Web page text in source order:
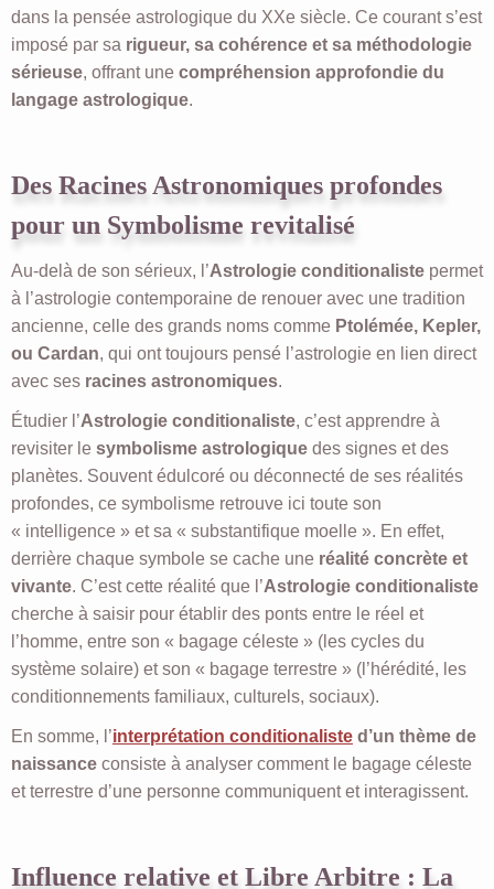
dans la pensée astrologique du XXe siècle. Ce courant s’est
imposé par sa rigueur, sa cohérence et sa méthodologie
sérieuse, offrant une compréhension approfondie du
langage astrologique.
Des Racines Astronomiques profondes
pour un Symbolisme revitalisé
Au-delà de son sérieux, l’Astrologie conditionaliste permet
à l’astrologie contemporaine de renouer avec une tradition
ancienne, celle des grands noms comme Ptolémée, Kepler,
ou Cardan, qui ont toujours pensé l’astrologie en lien direct
avec ses racines astronomiques.
Étudier l’Astrologie conditionaliste, c’est apprendre à
revisiter le symbolisme astrologique des signes et des
planètes. Souvent édulcoré ou déconnecté de ses réalités
profondes, ce symbolisme retrouve ici toute son
« intelligence » et sa « substantifique moelle ». En effet,
derrière chaque symbole se cache une réalité concrète et
vivante. C’est cette réalité que l’Astrologie conditionaliste
cherche à saisir pour établir des ponts entre le réel et
l’homme, entre son « bagage céleste » (les cycles du
système solaire) et son « bagage terrestre » (l’hérédité, les
conditionnements familiaux, culturels, sociaux).
En somme, l’interprétation conditionaliste d’un thème de
naissance consiste à analyser comment le bagage céleste
et terrestre d’une personne communiquent et interagissent.
Influence relative et Libre Arbitre : La